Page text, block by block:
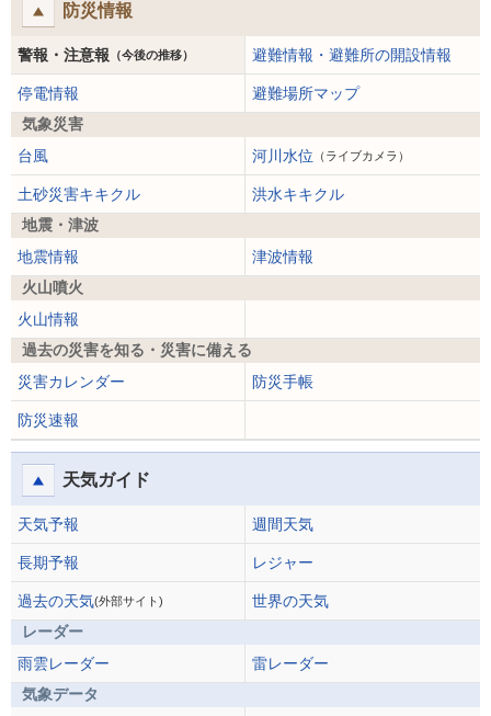
防災情報
警報・注意報 （今後の推移） 避難情報・避難所の開設情報
停電情報
避難場所マップ
気象災害
台風
河川水位 （ライブカメラ）
土砂災害キキクル
洪水キキクル
地震・津波
地震情報
津波情報
火山噴火
火山情報
過去の災害を知る・災害に備える
災害カレンダー
防災手帳
防災速報
天気ガイド
天気予報 週間天気
長期予報 レジャー
過去の天気(外部サイト)
世界の天気
レーダー
雨雲レーダー
雷レーダー
気象データ